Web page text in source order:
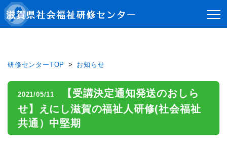
研修センターTOP お知らせ
2021/05/11
【受講決定通知発送のおしら
せ】えにし滋賀の福祉人研修(社会福祉
共通）中堅期